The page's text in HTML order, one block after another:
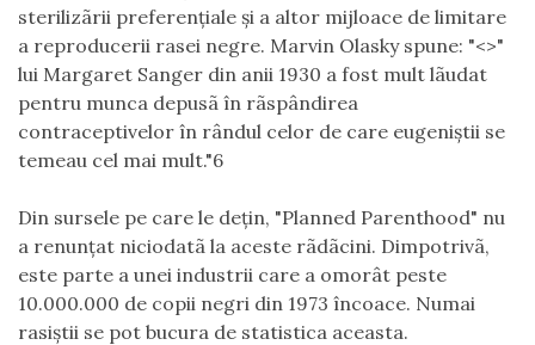
sterilizãrii preferenţiale şi a altor mijloace de limitare
a reproducerii rasei negre. Marvin Olasky spune: "<>"
lui Margaret Sanger din anii 1930 a fost mult lãudat
pentru munca depusã în rãspândirea
contraceptivelor în rândul celor de care eugeniştii se
temeau cel mai mult."6
Din sursele pe care le deţin, "Planned Parenthood" nu
a renunţat niciodatã la aceste rãdãcini. Dimpotrivã,
este parte a unei industrii care a omorât peste
10.000.000 de copii negri din 1973 încoace. Numai
rasiştii se pot bucura de statistica aceasta.